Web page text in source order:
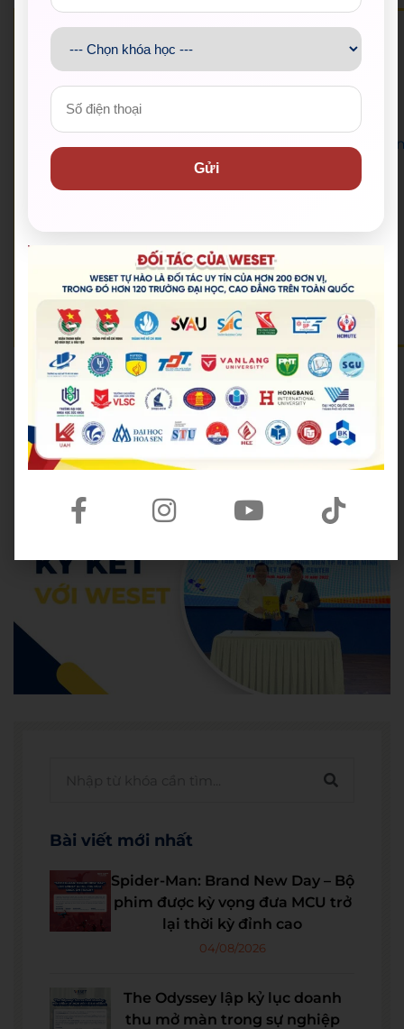
WESET English Center là đối tác của
Đoàn Thanh niên Bộ Giáo dục và Đào tạo
Thành Đoàn – Hội Sinh viên Việt Nam TP.HCM,
Trung tâm Hỗ trợ Học sinh, sinh viên TP.HCM
, hơn
120 trường
Đại học – Cao đẳng trên toàn quốc và
UniMedia – đơn vị tổ chức Hoa hậu Hoàn vũ Việt
🟡 Hotline:028 38 38 38 77
🟡 Website:https://weset.edu.vn/
🟡 Lịch khai giảng mới nhất:Lịch khai giảng
🟡 Đặt lịch tư vấn miễn phí:
Đăng ký kiểm tra năng lực miễn phí
🟡 WESET có 12+ cơ sở tại TP.HCM và cả nước.
Admin
Bài viết mới nhất
Spider-Man: Brand New Day – Bộ
phim được kỳ vọng đưa MCU trở
lại thời kỳ đỉnh cao
04/08/2026
The Odyssey lập kỷ lục doanh
thu mở màn trong sự nghiệp
Gửi